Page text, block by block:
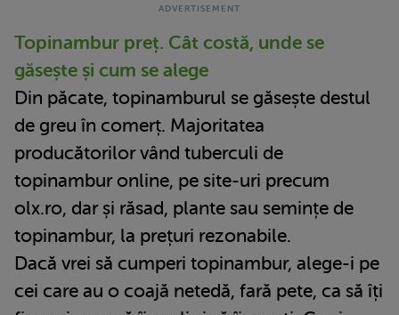
Topinambur preț. Cât costă, unde se
găsește și cum se alege
Din păcate, topinamburul se găsește destul
de greu în comerț. Majoritatea
producătorilor vând tuberculi de
topinambur online, pe site-uri precum
olx.ro, dar și răsad, plante sau semințe de
topinambur, la prețuri rezonabile.
Dacă vrei să cumperi topinambur, alege-i pe
cei care au o coajă netedă, fară pete, ca să îți